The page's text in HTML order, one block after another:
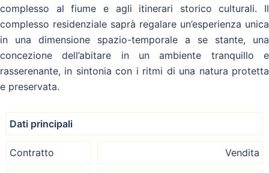
complesso al fiume e agli itinerari storico culturali. Il
complesso residenziale saprà regalare un’esperienza unica
in una dimensione spazio-temporale a se stante, una
concezione dell’abitare in un ambiente tranquillo e
rasserenante, in sintonia con i ritmi di una natura protetta
e preservata.
Dati principali
Contratto Vendita